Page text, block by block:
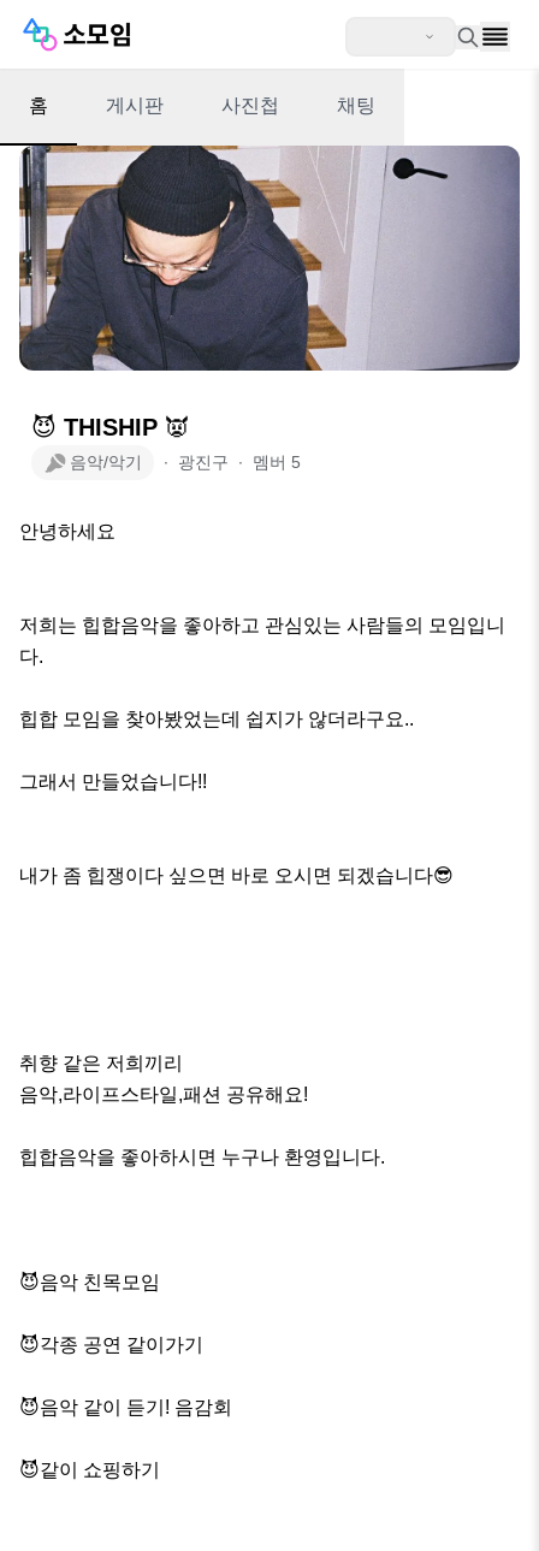
홈 게시판 사진첩 채팅
😈 THISHIP 👿
음악/악기 ∙ 광진구 ∙ 멤버 5
안녕하세요
저희는 힙합음악을 좋아하고 관심있는 사람들의 모임입니
다.
힙합 모임을 찾아봤었는데 쉽지가 않더라구요..
그래서 만들었습니다!!
내가 좀 힙쟁이다 싶으면 바로 오시면 되겠습니다😎
취향 같은 저희끼리
음악,라이프스타일,패션 공유해요!
힙합음악을 좋아하시면 누구나 환영입니다.
😈음악 친목모임
😈각종 공연 같이가기
😈음악 같이 듣기! 음감회
😈같이 쇼핑하기